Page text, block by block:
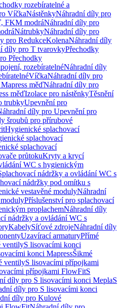
rozebíratelné a
VíčkaNástěnkyNáhradní díly pro
FKM modráNáhradní díly pro
NátrubkyNáhradní díly pro
pro RedukceKolenaNáhradní díly
díly pro T tvarovkyPřechodky
Přechodky
rozebíratelnéNáhradní díly
VíčkaNáhradní díly pro
měďNáhradní díly pro
měďIzolace pro nástěnkyTěsnění
trubkyUpevnění pro
díly pro Upevnění pro
šroubů pro přírubové
Hygienické splachovací
splachovací
splachovací
průtokuKryty a krycí
WC s hygienickým
nádržky a ovládání WC s
nádržky pod omítku s
vestavěné modulyNáhradní
Příslušenství pro splachovací
proplachemNáhradní díly
nádržky a ovládání WC s
KabelySíťové zdrojeNáhradní díly
Uzavírací armaturyPřímé
ventilyS lisovacími konci
konci MapressŠikmé
ventilyS lisovacími přípojkami
přípojkami FlowFitS
díly pro S lisovacími konci MeplaS
díly pro S lisovacími konci
díly pro Kulové